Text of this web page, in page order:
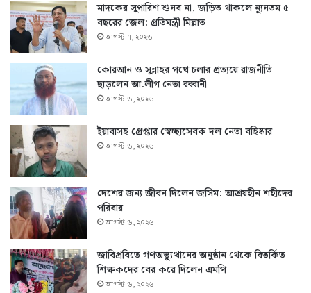
মাদকের সুপারিশ শুনব না, জড়িত থাকলে ন্যূনতম ৫
বছরের জেল: প্রতিমন্ত্রী মিল্লাত
আগস্ট ৭, ২০২৬
কোরআন ও সুন্নাহর পথে চলার প্রত্যয়ে রাজনীতি
ছাড়লেন আ.লীগ নেতা রব্বানী
আগস্ট ৬, ২০২৬
ইয়াবাসহ গ্রেপ্তার স্বেচ্ছাসেবক দল নেতা বহিষ্কার
আগস্ট ৬, ২০২৬
দেশের জন্য জীবন দিলেন জসিম: আশ্রয়হীন শহীদের
পরিবার
আগস্ট ৬, ২০২৬
জাবিপ্রবিতে গণঅভ্যুত্থানের অনুষ্ঠান থেকে বিতর্কিত
শিক্ষকদের বের করে দিলেন এমপি
আগস্ট ৬, ২০২৬